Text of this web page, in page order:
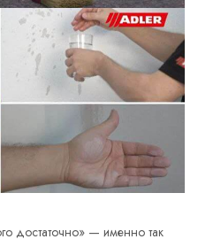
достаточно» — именно так